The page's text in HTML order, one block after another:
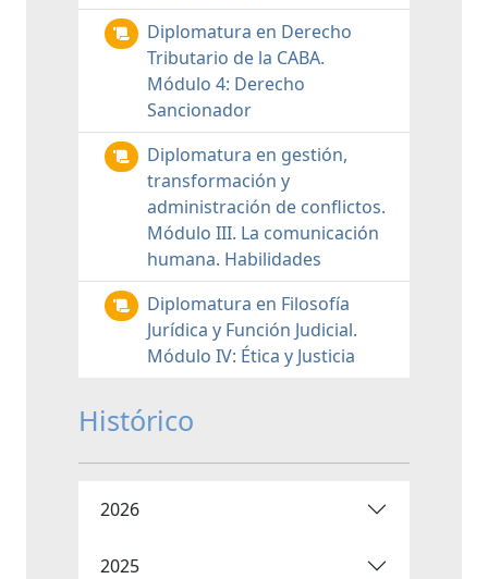
Diplomatura en Derecho
Tributario de la CABA.
Módulo 4: Derecho
Sancionador
Diplomatura en gestión,
transformación y
administración de conflictos.
Módulo III. La comunicación
humana. Habilidades
Diplomatura en Filosofía
Jurídica y Función Judicial.
Módulo IV: Ética y Justicia
Histórico
2026
2025